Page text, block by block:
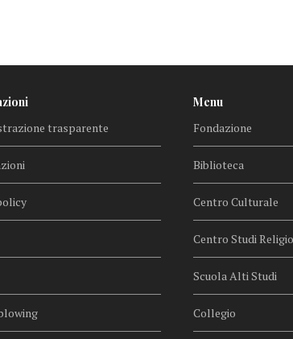
trasparente
Menu
Fondazione
Biblioteca
Centro Culturale
Centro Studi
Scuola Alti Studi
Collegio